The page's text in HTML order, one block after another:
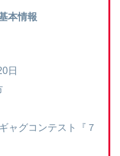
本情報
日
ャグコンテスト『７